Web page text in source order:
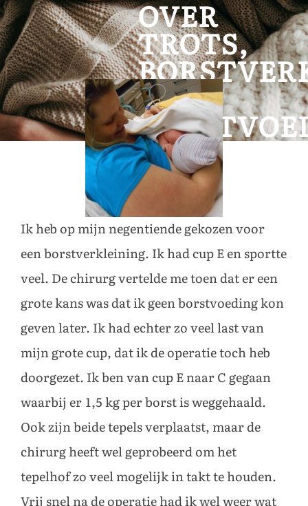
OVER
TROTS,
EN
Ik heb op mijn negentiende gekozen voor
een borstverkleining. Ik had cup E en sportte
veel. De chirurg vertelde me toen dat er een
grote kans was dat ik geen borstvoeding kon
geven later. Ik had echter zo veel last van
mijn grote cup, dat ik de operatie toch heb
doorgezet. Ik ben van cup E naar C gegaan
waarbij er 1,5 kg per borst is weggehaald.
Ook zijn beide tepels verplaatst, maar de
chirurg heeft wel geprobeerd om het
tepelhof zo veel mogelijk in takt te houden.
Vrij snel na de operatie had ik wel weer wat